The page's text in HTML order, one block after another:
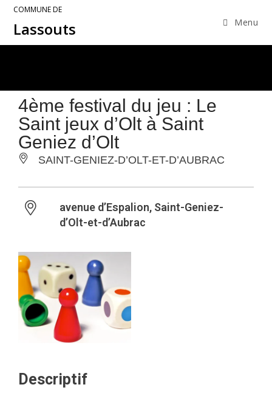
COMMUNE DE
Lassouts Menu
4ème festival du jeu : Le
Saint jeux d’Olt à Saint
Geniez d’Olt
SAINT-GENIEZ-D’OLT-ET-D’AUBRAC
avenue d’Espalion, Saint-Geniez-
d’Olt-et-d’Aubrac
Descriptif